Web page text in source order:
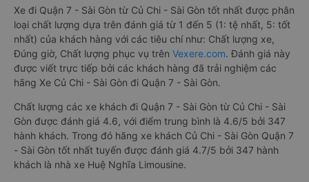
Xe đi Quận 7 - Sài Gòn từ Củ Chi - Sài Gòn tốt nhất được phân
loại chất lượng dựa trên đánh giá từ 1 đến 5 (1: tệ nhất, 5: tốt
nhất) của khách hàng với các tiêu chí như: Chất lượng xe,
Đúng giờ, Chất lượng phục vụ trên Vexere.com. Đánh giá này
được viết trực tiếp bởi các khách hàng đã trải nghiệm các
hãng Xe Củ Chi - Sài Gòn đi Quận 7 - Sài Gòn.
Chất lượng các xe khách đi Quận 7 - Sài Gòn từ Củ Chi - Sài
Gòn được đánh giá 4.6, với điểm trung bình là 4.6/5 bởi 347
hành khách. Trong đó hãng xe khách Củ Chi - Sài Gòn Quận 7
- Sài Gòn tốt nhất tuyến được đánh giá 4.7/5 bởi 347 hành
khách là nhà xe Huệ Nghĩa Limousine.